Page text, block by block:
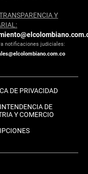
Y
notificaciones judiciales:
DE PRIVACIDAD
DE
Y COMERCIO